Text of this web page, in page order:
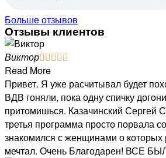
Больше отзывов
Отзывы клиентов
Виктор    
Read More
Привет. Я уже расчитывал будет
ВДВ гоняли, пока одну спичку
притомишься. Казачинский
третья программа просто порвала
знакомился с женщинами о
мечтал. Очень Благодарен! ВСЕ